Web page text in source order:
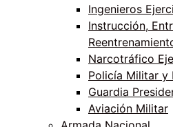
Ingenieros
Instrucción,
Narcotráfico
Policía Militar y
Guardia
Aviación Militar